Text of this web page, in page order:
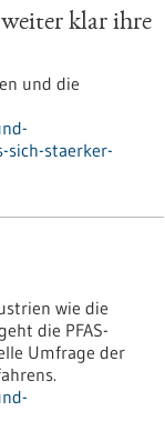
klar ihre
und die
staerker-
wie die
die PFAS-
Umfrage der